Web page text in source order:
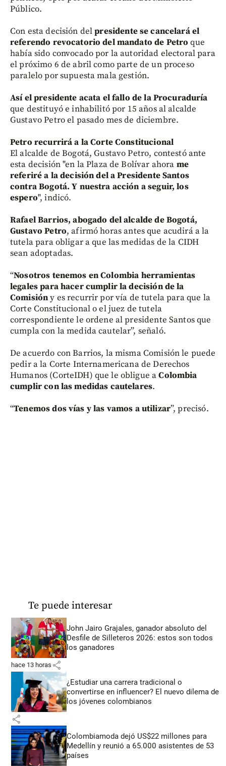
Público.
Con esta decisión delpresidente se cancelará el
referendo revocatorio del mandato de Petro que
había sido convocado por la autoridad electoral para
el próximo 6 de abril como parte de un proceso
paralelo por supuesta mala gestión.
Así el presidente acata el fallo de la Procuraduría
que destituyó e inhabilitó por 15 años al alcalde
Gustavo Petro el pasado mes de diciembre.
Petro recurrirá a la Corte Constitucional
El alcalde de Bogotá, Gustavo Petro, contestó ante
esta decisión "en la Plaza de Bolívar ahora me
referiré a la decisión del a Presidente Santos
contra Bogotá. Y nuestra acción a seguir, los
espero", indicó.
Rafael Barrios, abogado del alcalde de Bogotá,
Gustavo Petro, afirmó horas antes que acudirá a la
tutela para obligar a que las medidas de la CIDH
sean adoptadas.
“Nosotros tenemos en Colombia herramientas
legales para hacer cumplir la decisión de la
Comisióny es recurrir por vía de tutela para que la
Corte Constitucional o el juez de tutela
correspondiente le ordene al presidente Santos que
cumpla con la medida cautelar”, señaló.
De acuerdo con Barrios, la misma Comisión le puede
pedir a la Corte Internamericana de Derechos
Humanos (CorteIDH) que le obligue aColombia
cumplir con las medidas cautelares.
“Tenemos dos vías y las vamos a utilizar”, precisó.
Te puede interesar
John Jairo Grajales, ganador absoluto del
Desfile de Silleteros 2026: estos son todos
los ganadores
hace 13 horas share
¿Estudiar una carrera tradicional o
convertirse en influencer? El nuevo dilema de
los jóvenes colombianos
share
Colombiamoda dejó US$22 millones para
Medellín y reunió a 65.000 asistentes de 53
países